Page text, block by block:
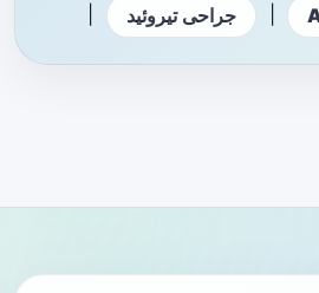
جراحی تیروئید